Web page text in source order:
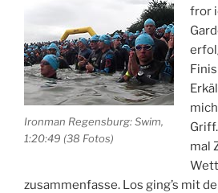
Ironman Regensburg: Swim,
1:20:49 (38 Fotos)
fror
mal
zusammenfasse. Los ging’s mit